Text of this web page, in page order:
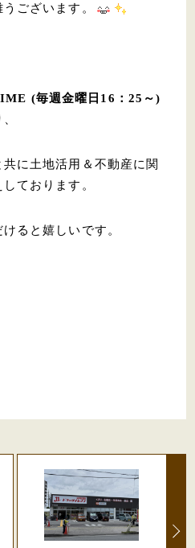
ございます。
(毎週金曜日16：25～)
に土地活用＆不動産に関
ております。
ると嬉しいです。